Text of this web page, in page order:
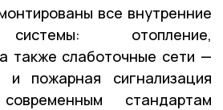
все внутренние
отопление,
также слаботочные сети —
и пожарная сигнализация
стандартам